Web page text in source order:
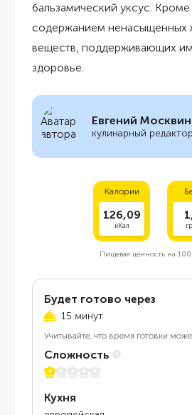
бальзамический уксус.
содержанием ненасыщенных
веществ, поддерживающих
здоровье.
Евгений Москвин
кулинарный
Калории
126,09
кКал
Пищевая ценность на 100
Будет готово через
15 минут
Учитывайте, что время готовки
Сложность
1 из 5
Кухня